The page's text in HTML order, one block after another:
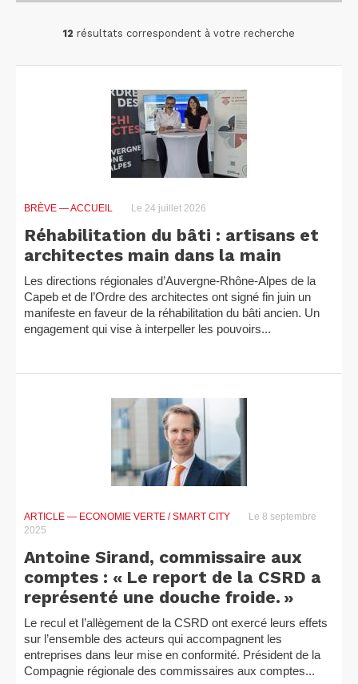
12 résultats correspondent à votre recherche
BRÈVE — ACCUEIL Le 24 juillet 2026
Réhabilitation du bâti : artisans et
architectes main dans la main
Les directions régionales d’Auvergne-Rhône-Alpes de la
Capeb et de l’Ordre des architectes ont signé fin juin un
manifeste en faveur de la réhabilitation du bâti ancien. Un
engagement qui vise à interpeller les pouvoirs...
ARTICLE — ECONOMIE VERTE / SMART CITY
Le 8 septembre
2025
Antoine Sirand, commissaire aux
comptes : « Le report de la CSRD a
représenté une douche froide. »
Le recul et l’allègement de la CSRD ont exercé leurs effets
sur l’ensemble des acteurs qui accompagnent les
entreprises dans leur mise en conformité. Président de la
Compagnie régionale des commissaires aux comptes...